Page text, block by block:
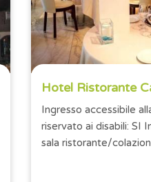
Hotel Ristorante
Ingresso accessibile alla
riservato ai disabili: SI Ingressso accessibile alla
sala ristorante/colazione: SI Tavoli sala